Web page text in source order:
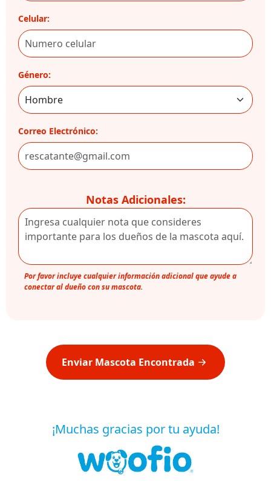
Celular:
Género:
Correo Electrónico:
Notas Adicionales:
Por favor incluye cualquier información adicional que ayude a
conectar al dueño con su mascota.
Enviar Mascota Encontrada
¡Muchas gracias por tu ayuda!